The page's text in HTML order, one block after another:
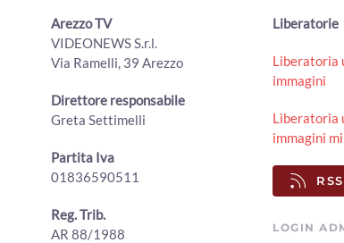
Arezzo TV
VIDEONEWS S.r.l.
Via Ramelli, 39 Arezzo
Direttore responsabile
Greta Settimelli
Partita Iva
01836590511
Reg. Trib.
AR 88/1988
Liberatorie
Liberatoria
immagini
Liberatoria
immagini
LOGIN